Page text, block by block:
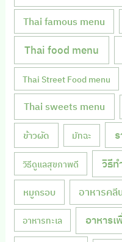
Thai famous menu
Thai food menu
Thai Street Food menu
Thai sweets menu
ข้าวผัด มัทฉะ
วิธีดูแลสุขภาพดี วิธีท
หมูกรอบ อาหารคลี
อาหารทะเล อาหาร